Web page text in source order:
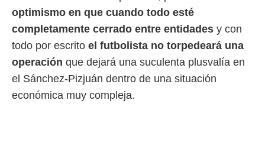
mediante
optimismo en que cuando todo esté
completamente cerrado entre entidades y con
todo por escrito el futbolista no torpedeará una
operación que dejará una suculenta plusvalía en
el Sánchez-Pizjuán dentro de una situación
económica muy compleja.